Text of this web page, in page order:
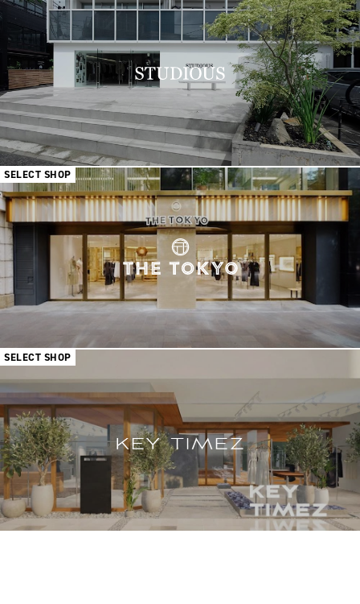
SELECT SHOP
SELECT SHOP